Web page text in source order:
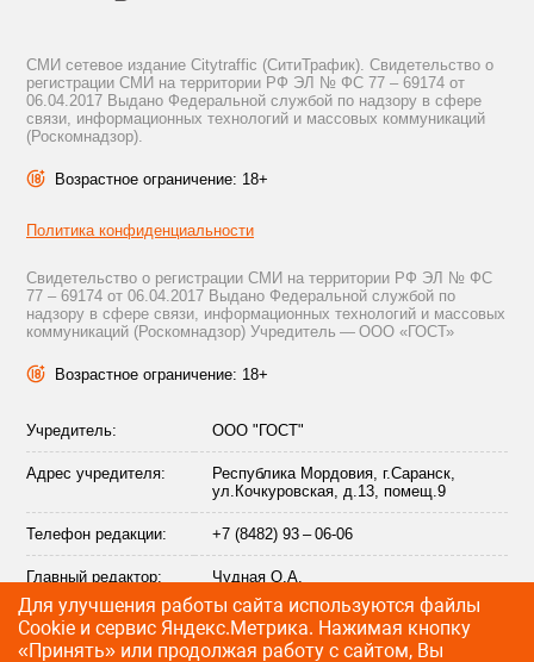
СМИ сетевое издание Citytraffic (СитиТрафик). Свидетельство о
регистрации СМИ на территории РФ ЭЛ № ФС 77 – 69174 от
06.04.2017 Выдано Федеральной службой по надзору в сфере
связи, информационных технологий и массовых коммуникаций
(Роскомнадзор).
Возрастное ограничение: 18+
Политика конфиденциальности
Свидетельство о регистрации СМИ на территории РФ ЭЛ № ФС
77 – 69174 от 06.04.2017 Выдано Федеральной службой по
надзору в сфере связи, информационных технологий и массовых
коммуникаций (Роскомнадзор) Учредитель — ООО «ГОСТ»
Возрастное ограничение: 18+
Учредитель: ООО "ГОСТ"
Адрес учредителя:
Республика Мордовия, г.Саранск,
ул.Кочкуровская, д.13, помещ.9
Телефон редакции: +7 (8482) 93 – 06-06
Главный редактор: Чудная О.А.
Адрес электронной
почты редакции:
info@citytraffic.ru
Для улучшения работы сайта используются файлы
Сookie и сервис Яндекс.Метрика. Нажимая кнопку
«Принять» или продолжая работу с сайтом, Вы